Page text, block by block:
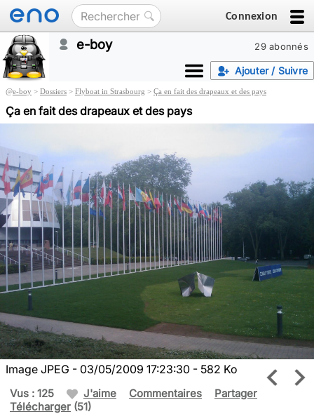
Connexion
29 abonnés
e-boy
Ajouter / Suivre
@e-boy > Dossiers > Flyboat in Strasbourg > Ça en fait des drapeaux et des pays
Ça en fait des drapeaux et des pays
Image JPEG - 03/05/2009 17:23:30 - 582 Ko
Vus : 125 J'aime Commentaires
Partager
Télécharger (51)